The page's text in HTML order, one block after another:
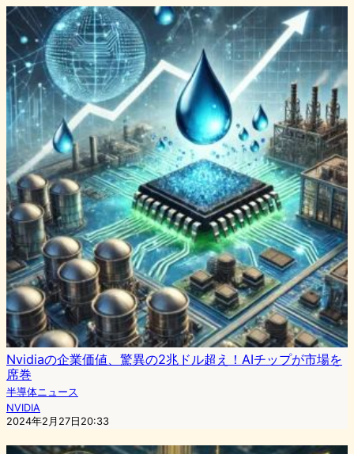
Nvidiaの企業価値、驚異の2兆ドル超え！AIチップが市場を
席巻
半導体ニュース
NVIDIA
2024年2月27日20:33